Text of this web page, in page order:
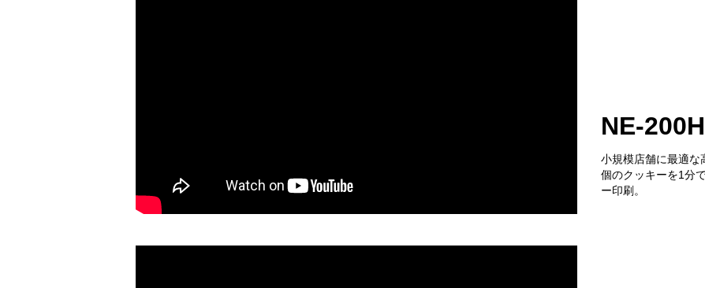
NE-200H
小規模店舗に最適な
個のクッキーを1分
ー印刷。